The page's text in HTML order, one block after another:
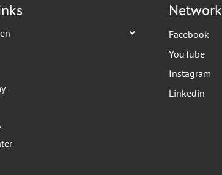
Network
Facebook
YouTube
Instagram
Linkedin